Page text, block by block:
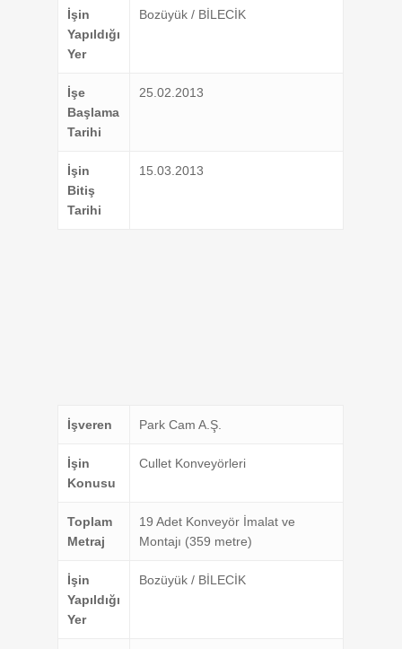
İşin
Yapıldığı
Yer
Bozüyük / BİLECİK
İşe
Başlama
Tarihi
25.02.2013
İşin
Bitiş
Tarihi
15.03.2013
İşveren Park Cam A.Ş.
İşin
Konusu
Cullet Konveyörleri
Toplam
Metraj
19 Adet Konveyör İmalat ve
Montajı (359 metre)
İşin
Yapıldığı
Yer
Bozüyük / BİLECİK